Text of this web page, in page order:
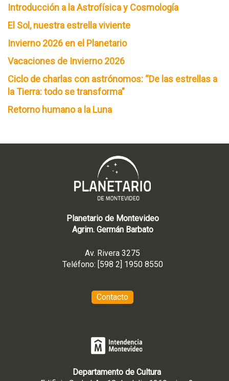
Introducción a la Astrofísica y Cosmología
El Sol, nuestra estrella viviente
Invierno 2026 en el Planetario
Vacaciones de Invierno 2026
Ciclo de charlas con astrónomos: “De las estrellas a
la Tierra: todo se transforma”
Retorno humano a la Luna
Planetario de Montevideo
Agrim. Germán Barbato
Av. Rivera 3275
Teléfono: [598 2] 1950 8550
Contacto
Departamento de Cultura